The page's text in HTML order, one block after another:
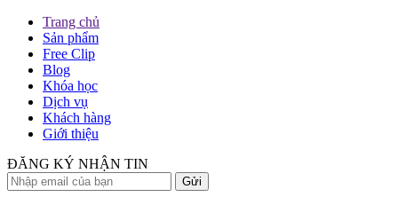
Trang chủ
Sản phẩm
Free Clip
Blog
Khóa học
Dịch vụ
Khách hàng
Giới thiệu
ĐĂNG KÝ NHẬN TIN